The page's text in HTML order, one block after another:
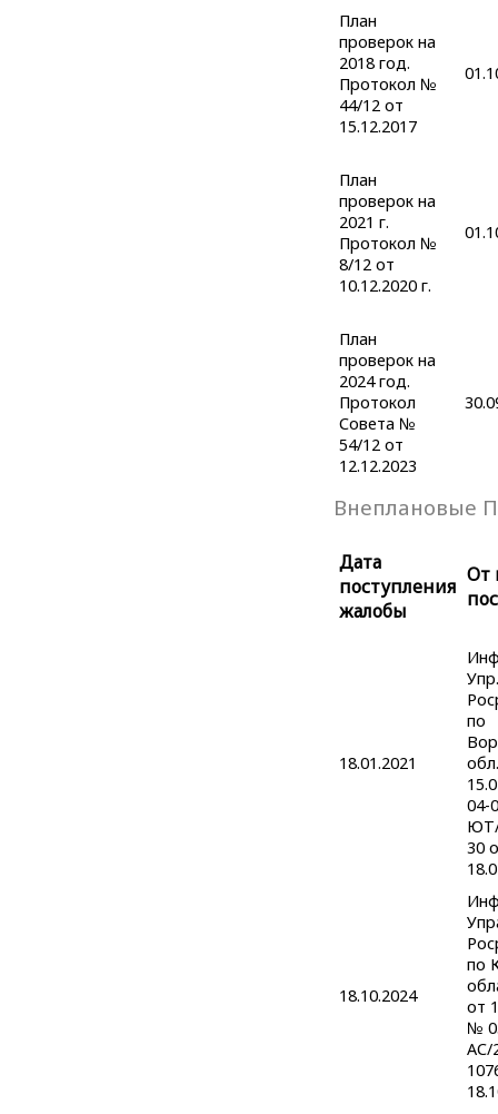
План
проверок на
2018 год.
Протокол №
44/12 от
15.12.2017
План
проверок на
2021 г.
Протокол №
8/12 от
10.12.2020 г.
План
проверок на
2024 год.
Протокол
Совета №
54/12 от
12.12.2023
Внеплановые
Дата
поступления
жалобы
От
18.01.2021
Упр.
по
04-
30
18.10.2024
по
от
№
АС/